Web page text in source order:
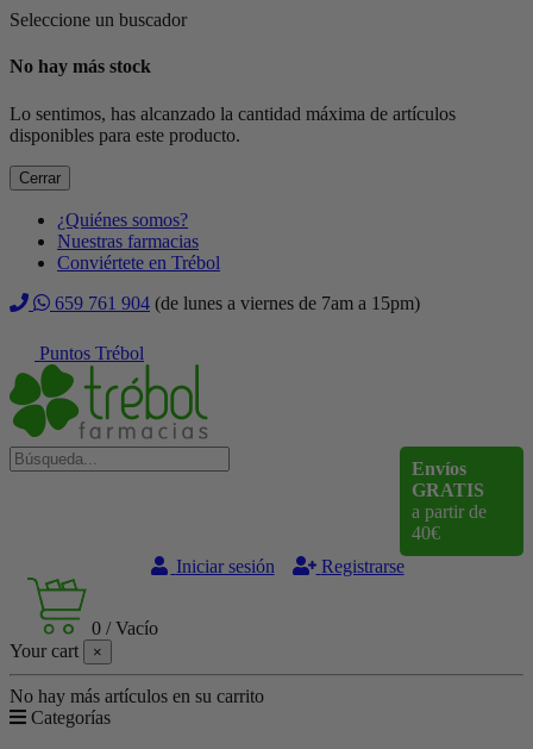
Seleccione un buscador
No hay más stock
Lo sentimos, has alcanzado la cantidad máxima de artículos
disponibles para este producto.
Cerrar
¿Quiénes somos?
Nuestras farmacias
Conviértete en Trébol
659 761 904 (de lunes a viernes de 7am a 15pm)
Puntos Trébol
Envíos
GRATIS
a partir de
40€
Iniciar sesión
Registrarse
0 /Vacío
Your cart
×
No hay más artículos en su carrito
Categorías